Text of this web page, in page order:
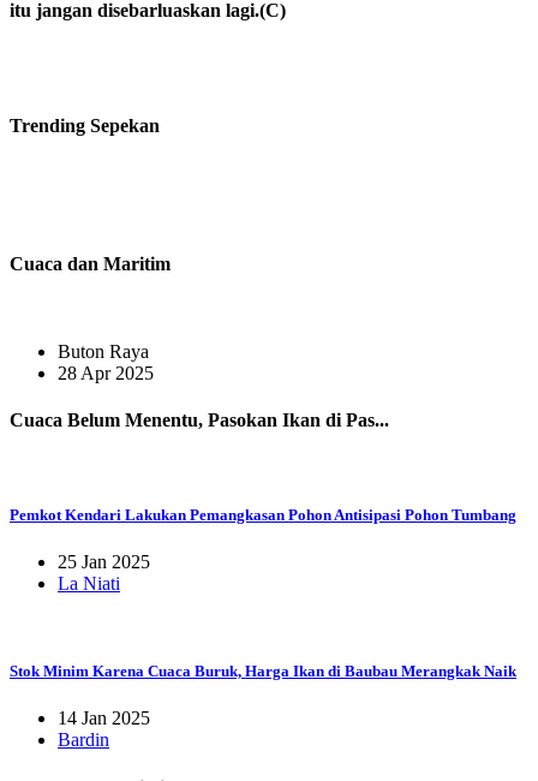
itu jangan disebarluaskan lagi.(C)
Trending Sepekan
Cuaca dan Maritim
Buton Raya
28 Apr 2025
Cuaca Belum Menentu, Pasokan Ikan di Pas...
Pemkot Kendari Lakukan Pemangkasan Pohon Antisipasi Pohon Tumbang
25 Jan 2025
La Niati
Stok Minim Karena Cuaca Buruk, Harga Ikan di Baubau Merangkak Naik
14 Jan 2025
Bardin